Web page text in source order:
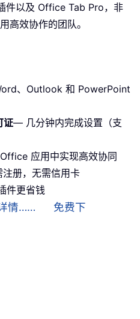
件以及 Office Tab Pro，非
高效协作的团队。
、Outlook 和 PowerPoint
证— 几分钟内完成设置（支
应用中实现高效协同
册，无需信用卡
件更省钱
情……
免费下